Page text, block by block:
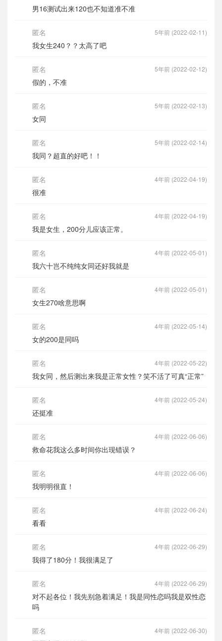
男16测试出来120也不知道准不准
匿名
我女生240？？太高了吧
5年前 (2022-02-11)
匿名
假的，不准
5年前 (2022-02-12)
匿名
女同
5年前 (2022-02-13)
匿名
我同？超直的好吧！！
5年前 (2022-02-14)
匿名
很准
4年前 (2022-04-19)
匿名
我是女生，200分儿应该正常。
4年前 (2022-04-19)
匿名
我六十岂不纯纯女同还好我就是
4年前 (2022-05-01)
匿名
女生270啥意思啊
4年前 (2022-05-01)
匿名
女的200是同吗
4年前 (2022-05-14)
匿名
我女同，然后测出来我是正常女性？笑不活了可真“正常”
4年前 (2022-05-22)
匿名
还挺准
4年前 (2022-05-24)
匿名
救命花我这么多时间你出现错误？
4年前 (2022-06-06)
匿名
我明明很直！
4年前 (2022-06-06)
匿名
看看
4年前 (2022-06-24)
匿名
我得了180分！我很满足了
4年前 (2022-06-29)
匿名
对不起各位！我先别急着满足！我是同性恋吗我是双性恋
吗
4年前 (2022-06-29)
匿名
4年前 (2022-06-30)